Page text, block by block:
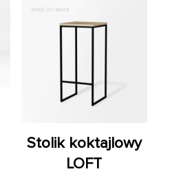
Stolik koktajlowy
LOFT